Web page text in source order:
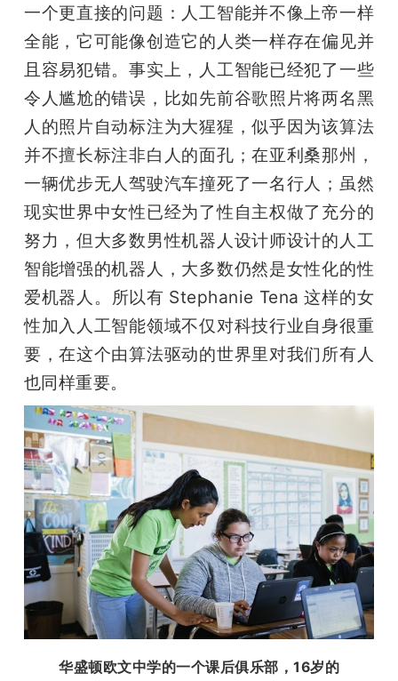
一个更直接的问题：人工智能并不像上帝一样
全能，它可能像创造它的人类一样存在偏见并
且容易犯错。事实上，人工智能已经犯了一些
令人尴尬的错误，比如先前谷歌照片将两名黑
人的照片自动标注为大猩猩，似乎因为该算法
并不擅长标注非白人的面孔；在亚利桑那州，
一辆优步无人驾驶汽车撞死了一名行人；虽然
现实世界中女性已经为了性自主权做了充分的
努力，但大多数男性机器人设计师设计的人工
智能增强的机器人，大多数仍然是女性化的性
爱机器人。所以有 Stephanie Tena 这样的女
性加入人工智能领域不仅对科技行业自身很重
要，在这个由算法驱动的世界里对我们所有人
也同样重要。
华盛顿欧文中学的一个课后俱乐部， 16岁的